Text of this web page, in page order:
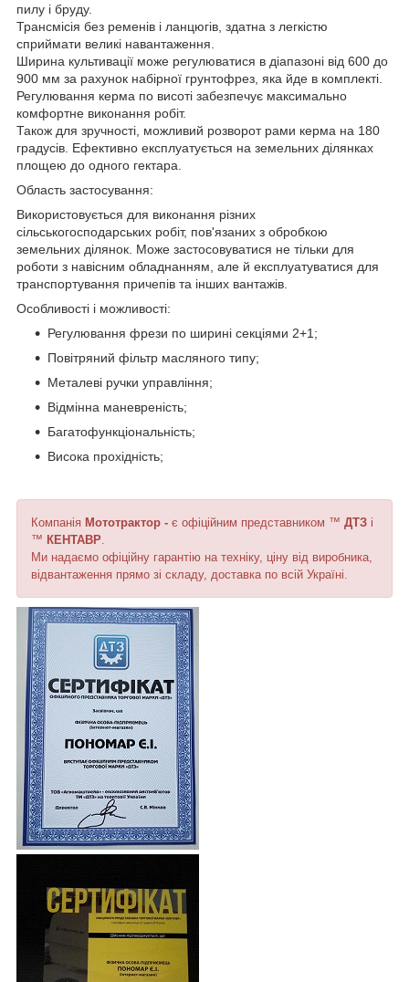
пилу і бруду.
Трансмісія без ременів і ланцюгів, здатна з легкістю
сприймати великі навантаження.
Ширина культивації може регулюватися в діапазоні від 600 до
900 мм за рахунок набірної грунтофрез, яка йде в комплекті.
Регулювання керма по висоті забезпечує максимально
комфортне виконання робіт.
Також для зручності, можливий розворот рами керма на 180
градусів. Ефективно експлуатується на земельних ділянках
площею до одного гектара.
Область застосування:
Використовується для виконання різних
сільськогосподарських робіт, пов'язаних з обробкою
земельних ділянок. Може застосовуватися не тільки для
роботи з навісним обладнанням, але й експлуатуватися для
транспортування причепів та інших вантажів.
Особливості і можливості:
Регулювання фрези по ширині секціями 2+1;
Повітряний фільтр масляного типу;
Металеві ручки управління;
Відмінна маневреність;
Багатофункціональність;
Висока прохідність;
Компанія Мототрактор - є офіційним представником ™ ДТЗ і
™ КЕНТАВР
Ми надаємо офіційну гарантію на техніку, ціну від виробника,
відвантаження прямо зі складу, доставка по всій Україні.